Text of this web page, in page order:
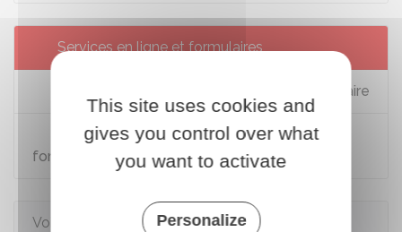
Services en ligne et formulaires
Demande de détachement d'un fonctionnaire
Demande de mise en disponibilité d'un
fonctionnaire
Voir aussi
This site uses cookies and
gives you control over what
you want to activate
Personalize